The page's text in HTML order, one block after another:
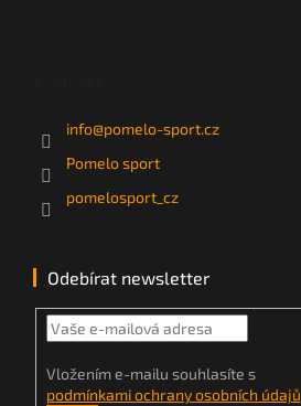
info@pomelo-sport.cz
Pomelo sport
pomelosport_cz
Odebírat newsletter
Vložením e-mailu souhlasíte s
podmínkami ochrany osobních údajů